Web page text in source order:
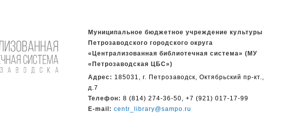
Муниципальное бюджетное учреждение культуры
Петрозаводского городского округа
«Централизованная библиотечная система» (МУ
«Петрозаводская ЦБС»)
Адрес: 185031, г. Петрозаводск, Октябрьский пр-кт.,
д.7
Телефон: 8 (814) 274-36-50, +7 (921) 017-17-99
E-mail: centr_library@sampo.ru